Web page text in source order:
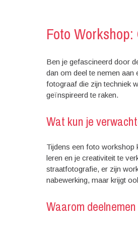
Foto
Ben je gefascineerd door
dan om deel te nemen
fotograaf die zijn techniek
geïnspireerd te raken.
Wat kun je
Tijdens een foto workshop
leren en je creativiteit te
straatfotografie, er zijn
nabewerking, maar krijgt
Waarom